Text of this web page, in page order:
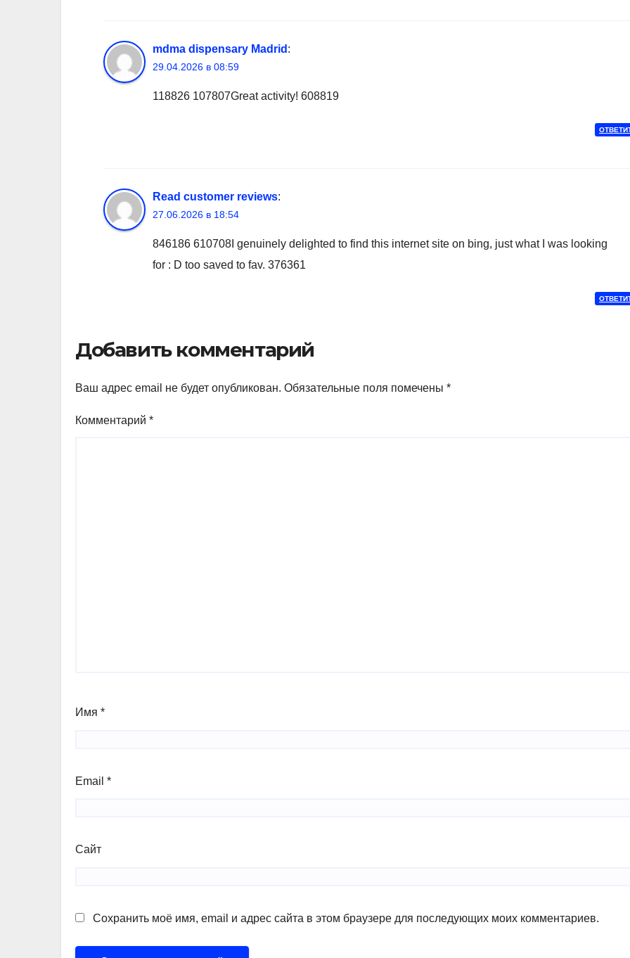
mdma dispensary Madrid :
29.04.2026 в 08:59
118826 107807Great activity! 608819
Read customer reviews:
27.06.2026 в 18:54
846186 610708I genuinely delighted to find this internet site on bing, just what I was looking
for : D too saved to fav. 376361
Добавить комментарий
Ваш адрес email не будет опубликован. Обязательные поля помечены *
Комментарий *
Имя *
Email *
Сайт
Сохранить моё имя, email и адрес сайта в этом браузере для последующих моих комментариев.